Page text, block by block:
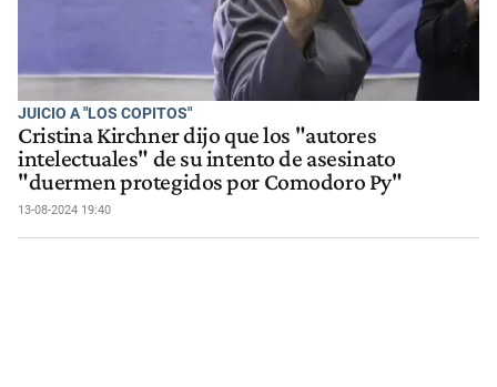
JUICIO A "LOS COPITOS"
Cristina Kirchner dijo que los "autores
intelectuales" de su intento de asesinato
"duermen protegidos por Comodoro Py"
13-08-2024 19:40